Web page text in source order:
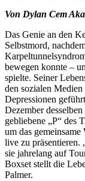
Von Dylan Cem
Das Genie an den
Selbstmord,
bewegen konnte –
spielte. Seiner
den sozialen
Depressionen
Dezember
gebliebene „P“ des
um das gemeinsame
live zu präsentieren.
sie jahrelang auf
Boxset stellt die
Palmer.